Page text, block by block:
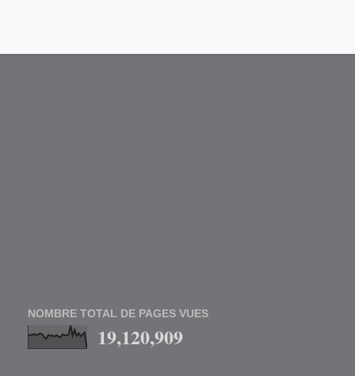
NOMBRE TOTAL DE PAGES VUES
19,120,909